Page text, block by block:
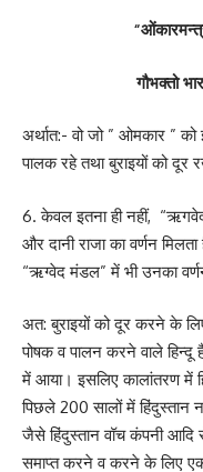
“
गौभक्तो
अर्थात:- वो जो ” ओमकार ” को
पालक रहे तथा बुराइयों को दूर
6. केवल इतना ही नहीं,
और दानी राजा का वर्णन
“ऋग्वेद मंडल” में भी उनका
अत: बुराइयों को दूर करने के
पोषक व पालन करने वाले
में आया। इसलिए कालांतरण में
पिछले 200 सालों में हिंदुस्तान
जैसे हिंदुस्तान वॉच कंपनी
समाप्त करने व करने के लिए